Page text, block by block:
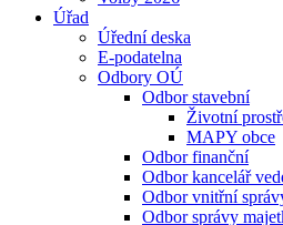
Úřad
Úřední deska
E-podatelna
Odbory OÚ
Odbor stavební
Životní
MAPY obce
Odbor finanční
Odbor kancelář
Odbor vnitřní
Odbor správy